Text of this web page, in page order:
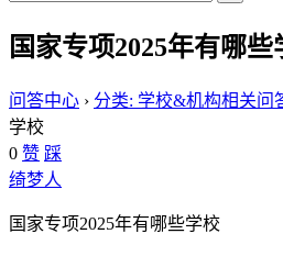
国家专项2025年有哪些
问答中心 › 分类: 学校&机构相关问
学校
0 赞 踩
绮梦人
国家专项2025年有哪些学校